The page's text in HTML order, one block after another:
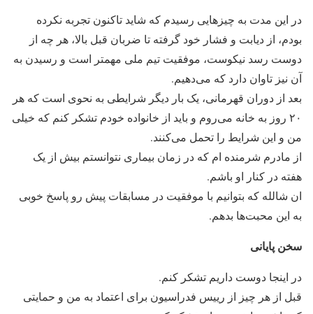
در این مدت به چیزهایی رسیدم که شاید تاکنون تجربه نکرده
بودم، از دیابت و فشار خود گرفته تا ضربان قبل بالا، هر چه از
دوست رسد نیکوست، موفقیت تیم ملی مهمتر است و رسیدن به
آن نیز تاوان دارد که می‌دهیم.
بعد از دوران قهرمانی، یک بار دیگر شرایطی به نحوی است که هر
۲۰ روز به خانه می‌روم و باید از خانواده خودم تشکر کنم که خیلی
من و این شرایط را تحمل می‌کنند.
از مادرم شرمنده ام که در زمان بیماری نتوانستم بیش از یک
هفته در کنار او باشم.
ان شالله که بتوانیم با موفقیت در مسابقات پیش رو پاسخ خوبی
به این محبت‌ها بدهم.
سخن پایانی
در اینجا دوست داریم تشکر کنم.
قبل از هر چیز از رییس فدراسیون برای اعتماد به من و حمایتی